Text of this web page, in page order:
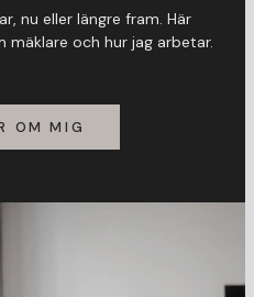
nu eller längre fram. Här
mäklare och hur jag arbetar.
OM MIG